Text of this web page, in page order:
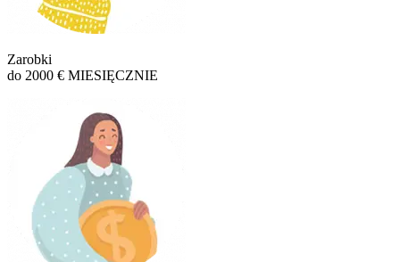
Zarobki
do 2000 € MIESIĘCZNIE